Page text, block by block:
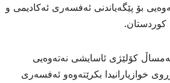
بۆ پێگەیاندنی ئەفسەری ئەكادیمی و
كوردستان.
ئەمساڵ كۆلێژی ئاسایشی نەتەوەیی
خوازیارانیدا بكرێتەوەو ئەفسەری